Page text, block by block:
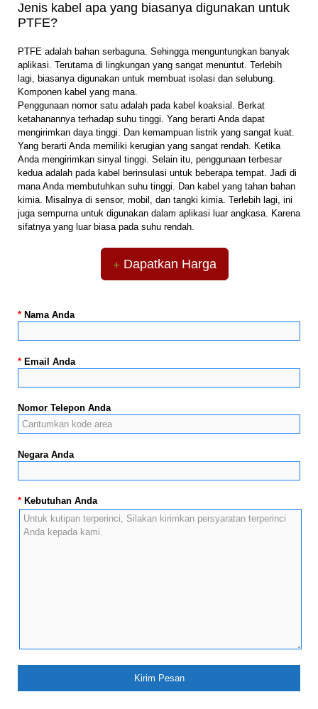
Jenis kabel apa yang biasanya digunakan untuk
PTFE?
PTFE adalah bahan serbaguna. Sehingga menguntungkan banyak
aplikasi. Terutama di lingkungan yang sangat menuntut. Terlebih
lagi, biasanya digunakan untuk membuat isolasi dan selubung.
Komponen kabel yang mana.
Penggunaan nomor satu adalah pada kabel koaksial. Berkat
ketahanannya terhadap suhu tinggi. Yang berarti Anda dapat
mengirimkan daya tinggi. Dan kemampuan listrik yang sangat kuat.
Yang berarti Anda memiliki kerugian yang sangat rendah. Ketika
Anda mengirimkan sinyal tinggi. Selain itu, penggunaan terbesar
kedua adalah pada kabel berinsulasi untuk beberapa tempat. Jadi di
mana Anda membutuhkan suhu tinggi. Dan kabel yang tahan bahan
kimia. Misalnya di sensor, mobil, dan tangki kimia. Terlebih lagi, ini
juga sempurna untuk digunakan dalam aplikasi luar angkasa. Karena
sifatnya yang luar biasa pada suhu rendah.
Dapatkan Harga
* Nama Anda
* Email Anda
Nomor Telepon Anda
Negara Anda
* Kebutuhan Anda